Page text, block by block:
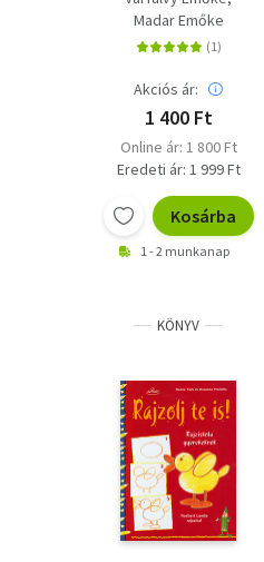
Madar Emőke
Akciós ár:
1 400 Ft
Online ár: 1 800 Ft
Eredeti ár: 1 999 Ft
Kosárba
1 - 2 munkanap
KÖNYV